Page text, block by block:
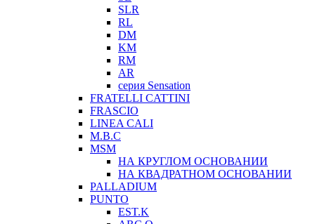
SLR
RL
DM
KM
RM
AR
серия Sensation
FRATELLI CATTINI
FRASCIO
LINEA CALI
M.B.C
MSM
НА КРУГЛОМ ОСНОВАНИИ
НА КВАДРАТНОМ ОСНОВАНИИ
PALLADIUM
PUNTO
EST.K